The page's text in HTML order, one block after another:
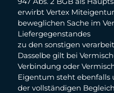
erwirbt Vertex
beweglichen Sache im
Liefergegenstandes
zu den sonstigen
Dasselbe gilt bei
Verbindung oder
Eigentum steht ebenfalls
der vollständigen